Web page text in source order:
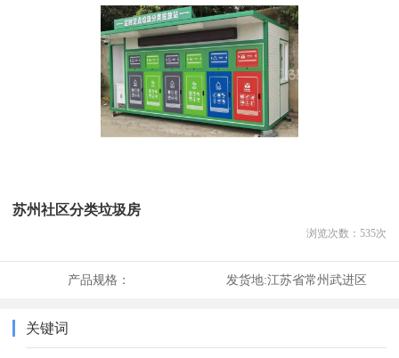
苏州社区分类垃圾房
浏览次数： 535次
产品规格： 发货地:江苏省常州武进区
关键词